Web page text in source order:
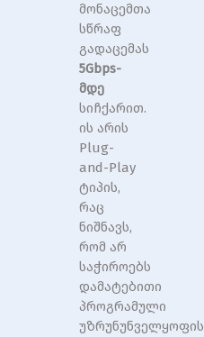
მონაცემთა
სწრაფ
გადაცემას
5Gbps-
მდე
სიჩქარით.
ის არის
Plug-
and-Play
ტიპის,
რაც
ნიშნავს,
რომ არ
საჭიროებს
დამატებითი
პროგრამული
უზრუნუნველყოფის